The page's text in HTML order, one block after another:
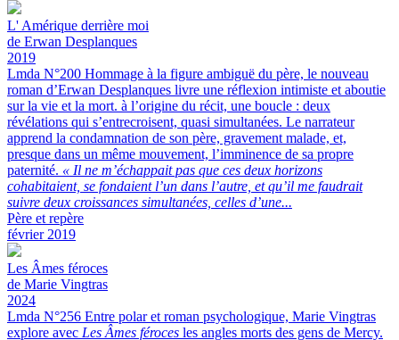
L' Amérique derrière moi
de Erwan Desplanques
2019
Lmda N°200 Hommage à la figure ambiguë du père, le nouveau
roman d’Erwan Desplanques livre une réflexion intimiste et aboutie
sur la vie et la mort. à l’origine du récit, une boucle : deux
révélations qui s’entrecroisent, quasi simultanées. Le narrateur
apprend la condamnation de son père, gravement malade, et,
presque dans un même mouvement, l’imminence de sa propre
paternité. « Il ne m’échappait pas que ces deux horizons
cohabitaient, se fondaient l’un dans l’autre, et qu’il me faudrait
suivre deux croissances simultanées, celles d’une...
Père et repère
février 2019
Les Âmes féroces
de Marie Vingtras
2024
Lmda N°256 Entre polar et roman psychologique, Marie Vingtras
explore avec Les Âmes féroces les angles morts des gens de Mercy.